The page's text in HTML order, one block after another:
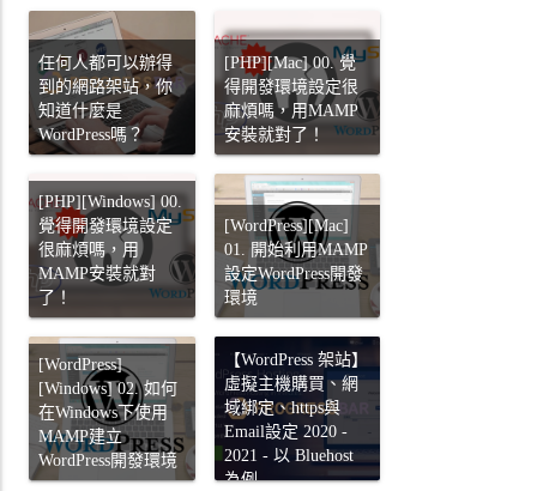
任何人都可以辦得
到的網路架站，你
知道什麼是
WordPress嗎？
[PHP][Mac] 00. 覺
得開發環境設定很
麻煩嗎，用MAMP
安裝就對了！
[PHP][Windows] 00.
覺得開發環境設定
很麻煩嗎，用
MAMP安裝就對
了！
[WordPress][Mac]
01. 開始利用MAMP
設定WordPress開發
環境
[WordPress]
[Windows] 02. 如何
在Windows下使用
MAMP建立
WordPress開發環境
【WordPress 架站】
虛擬主機購買、網
域綁定、https與
Email設定 2020 -
2021 - 以 Bluehost
為例